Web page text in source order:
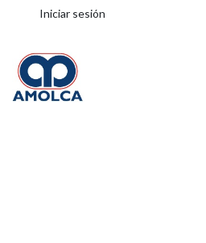
Iniciar sesión